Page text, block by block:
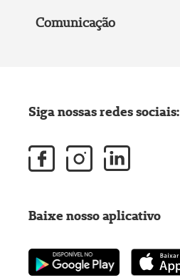
Comunicação
Siga nossas redes sociais:
Baixe nosso aplicativo